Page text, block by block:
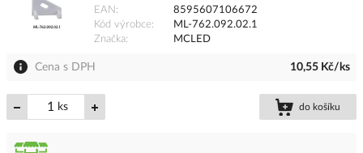
EAN
8595607106672
Kód výrobce
ML-762.092.02.1
Značka
MCLED
Cena s DPH 10,55 Kč/ks
ks do košíku